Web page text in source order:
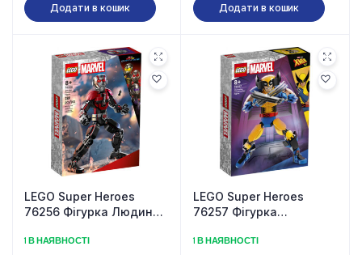
Додати в кошик Додати в кошик
LEGO Super Heroes
76256 Фігурка Людини-
1 В НАЯВНОСТІ
LEGO Super Heroes
76257 Фігурка
деталей)
1 В НАЯВНОСТІ